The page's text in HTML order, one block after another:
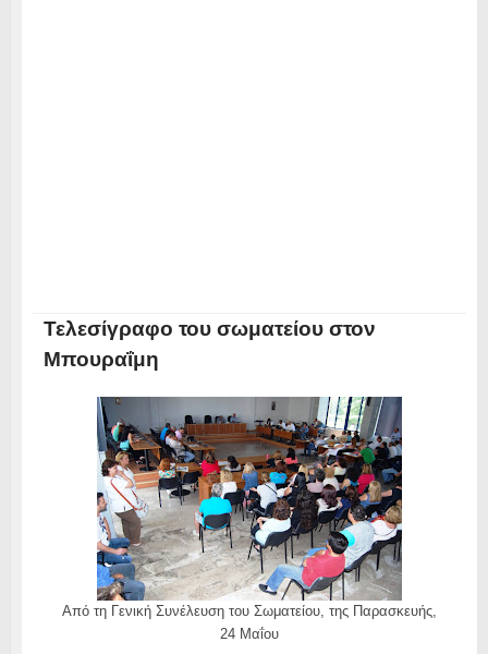
Τελεσίγραφο του σωματείου στον
Μπουραΐμη
Aπό τη Γενική Συνέλευση του Σωματείου, της Παρασκευής,
24 Μαΐου